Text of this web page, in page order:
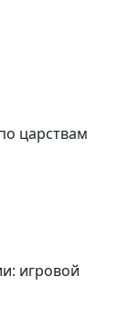
царствам
игровой